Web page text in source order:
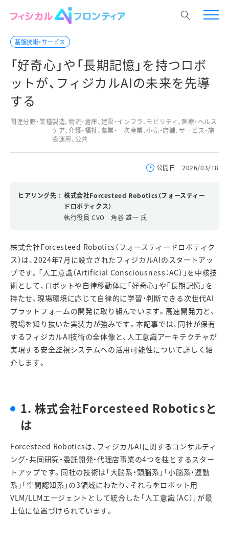
「好奇心」や「長期記憶」を持つロボ
ットが、フィジカルAIの未来を先導
する
基盤技術・サービス
関連分野・業種製造、物流・倉庫、建設・インフラ、モビリティ、医療・ヘルス
ケア、介護・福祉、農業・一次産業、小売・店舗、サービス・施
設運用、公共
公開日 2026/03/18
ヒアリング先
株式会社Forcesteed Robotics（フォースティー
ドロボティクス）
執行役員 CVO 角谷 雄一 氏
株式会社Forcesteed Robotics （フォースティードロボティク
ス）は、 2024年7月に設立されたフィジカルAIのスタートアッ
プです。「人工意識（Artificial Consciousness ：AC）」を中核技
術として、ロボットや自律移動体に「好奇心」や「長期記憶」を
持たせ、現場環境に応じて自律的に学習・判断できる次世代AI
プラットフォームの開発に取り組んでいます。高速開発力と、
現場を知り抜いた実装力が強みです。本記事では、同社が保有
するフィジカルAI技術の全体像と、人工意識アーキテクチャが
実現する安全監視システムへの活用可能性について詳しく紹
介します。
1.株式会社Forcesteed Roboticsと
は
Forcesteed Roboticsは、フィジカルAIに関するコンサルティ
ング・共同研究・委託開発・代理店事業の4つを柱とするスター
トアップです。同社の技術は「大脳系・頭脳系」「小脳系・運動
系」「空間認知系」の3領域にわたり、それらをロボット用
VLM/LLMエージェントとして統合した「人工意識（AC）」が最
上位に位置づけられています。